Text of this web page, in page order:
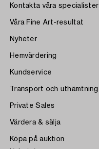
Kontakta våra specialister
Våra Fine Art-resultat
Nyheter
Hemvärdering
Kundservice
Transport och uthämtning
Private Sales
Värdera & sälja
Köpa på auktion